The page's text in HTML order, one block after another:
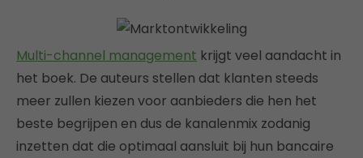
Multi-channel management krijgt veel aandacht in
het boek. De auteurs stellen dat klanten steeds
meer zullen kiezen voor aanbieders die hen het
beste begrijpen en dus de kanalenmix zodanig
inzetten dat die optimaal aansluit bij hun bancaire